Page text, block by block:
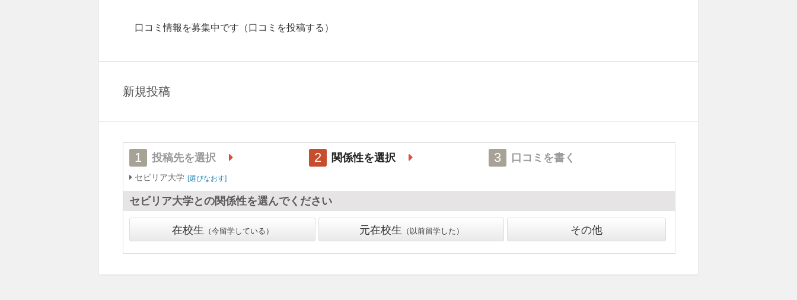
口コミ情報を募集中です （口コミを投稿する）
新規投稿
1 投稿先を選択
セビリア大学 選びなおす
2 関係性を選択 3 口コミを書く
セビリア大学との関係性を選んでください
在校生 今留学している 元在校生 以前留学した その他